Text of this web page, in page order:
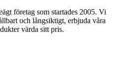
företag som startades 2005. Vi
och långsiktigt, erbjuda våra
värda sitt pris.